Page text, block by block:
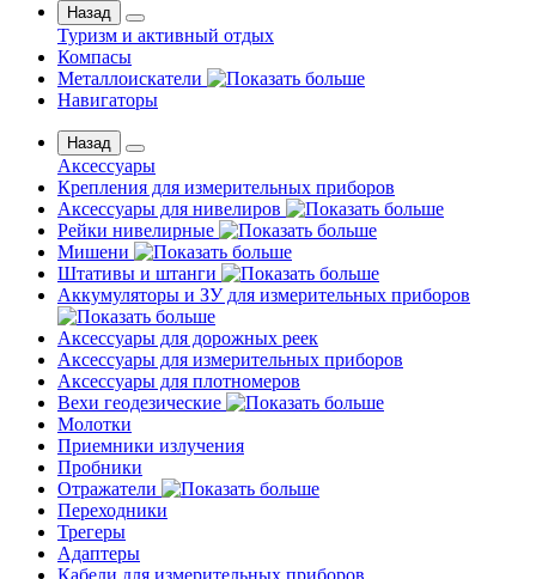
Назад
Туризм и активный отдых
Компасы
Металлоискатели
Навигаторы
Назад
Аксессуары
Крепления для измерительных приборов
Аксессуары для нивелиров
Рейки нивелирные
Мишени
Штативы и штанги
Аккумуляторы и ЗУ для измерительных приборов
Аксессуары для дорожных реек
Аксессуары для измерительных приборов
Аксессуары для плотномеров
Вехи геодезические
Молотки
Приемники излучения
Пробники
Отражатели
Переходники
Трегеры
Адаптеры
Кабели для измерительных приборов